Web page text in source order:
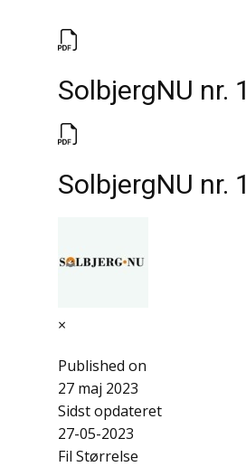
SolbjergNU nr. 1
SolbjergNU nr. 1
×
Published on
27 maj 2023
Sidst opdateret
27-05-2023
Fil Størrelse